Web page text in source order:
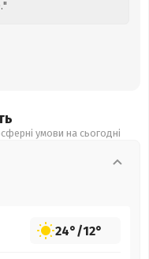
умови на сьогодні
24°/12°